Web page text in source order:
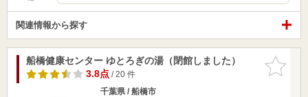
関連情報から探す
お気に入
りに追加
船橋健康センター ゆとろぎの湯（閉館しました）
3.8点/ 20 件
千葉県 / 船橋市